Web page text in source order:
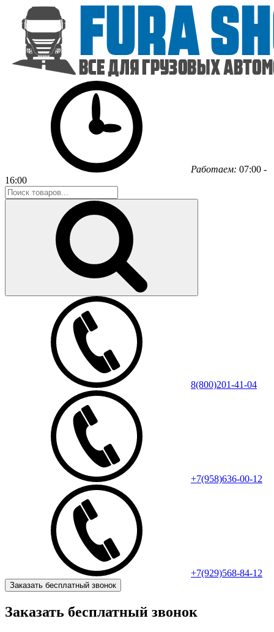
Работаем: 07:00 -
16:00
8(800)201-41-04
+7(958)636-00-12
+7(929)568-84-12
Заказать бесплатный звонок
Заказать бесплатный звонок